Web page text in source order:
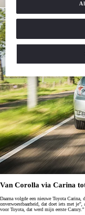
Van Corolla via Carina
Daarna volgde een nieuwe Toyota
onverwoestbaarheid, dat doet iets met
voor Toyota, dat werd mijn eerste Camry.”